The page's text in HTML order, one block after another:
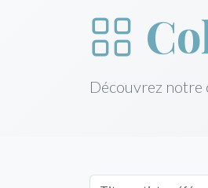
Découvrez